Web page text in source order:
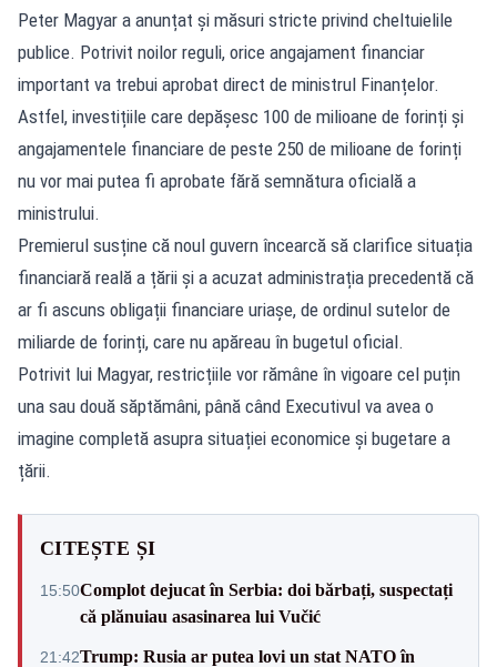
Peter Magyar a anunțat și măsuri stricte privind cheltuielile
publice. Potrivit noilor reguli, orice angajament financiar
important va trebui aprobat direct de ministrul Finanțelor.
Astfel, investițiile care depășesc 100 de milioane de forinți și
angajamentele financiare de peste 250 de milioane de forinți
nu vor mai putea fi aprobate fără semnătura oficială a
ministrului.
Premierul susține că noul guvern încearcă să clarifice situația
financiară reală a țării și a acuzat administrația precedentă că
ar fi ascuns obligații financiare uriașe, de ordinul sutelor de
miliarde de forinți, care nu apăreau în bugetul oficial.
Potrivit lui Magyar, restricțiile vor rămâne în vigoare cel puțin
una sau două săptămâni, până când Executivul va avea o
imagine completă asupra situației economice și bugetare a
țării.
CITEȘTE ȘI
15:50Complot dejucat în Serbia: doi bărbați, suspectați
că plănuiau asasinarea lui Vučić
21:42Trump: Rusia ar putea lovi un stat NATO în